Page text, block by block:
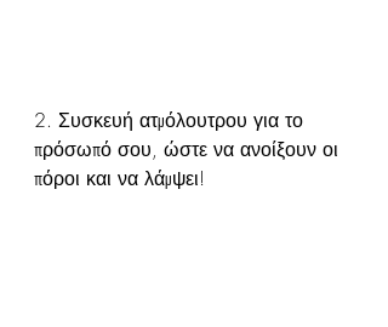
2. Συσκευή ατμόλουτρου για το
πρόσωπό σου, ώστε να ανοίξουν οι
πόροι και να λάμψει!